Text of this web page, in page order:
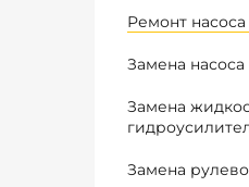
Ремонт
Замена
Замена
Замена